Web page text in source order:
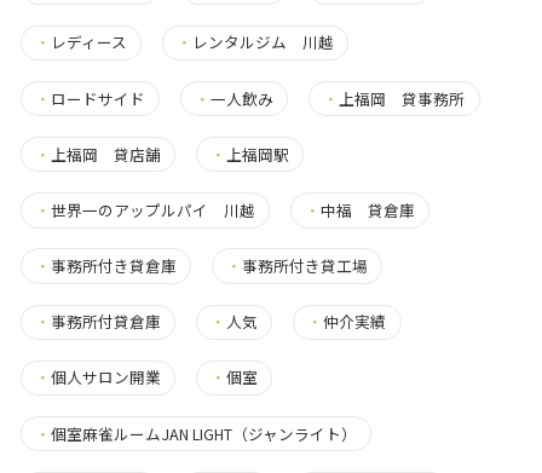
・ レディース ・ レンタルジム 川越
・ ロードサイド ・一人飲み ・ 上福岡 貸事務所
・ 上福岡 貸店舗 ・ 上福岡駅
・ 世界一のアップルパイ 川越 ・中福 貸倉庫
・ 事務所付き貸倉庫 ・ 事務所付き貸工場
・ 事務所付貸倉庫 ・ 人気 ・仲介実績
・ 個人サロン開業 ・個室
・ 個室麻雀ルームJAN LIGHT（ジャンライト）